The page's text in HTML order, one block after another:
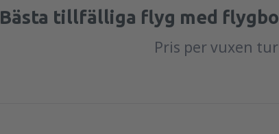
Bästa tillfälliga flyg med
Pris per vuxen